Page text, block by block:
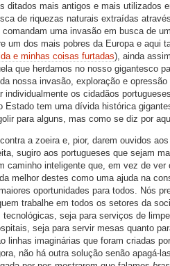
ditados mais antigos e mais utilizados
de riquezas naturais extraídas
uma invasão em busca de
um dos mais pobres da Europa e aqui
e minhas coisas furtadas), ainda
que herdamos no nosso gigantesco
nossa invasão, exploração e
individualmente os cidadãos
Estado tem uma dívida histórica
para alguns, mas como se diz por
a zoeira e, pior, darem ouvidos
sugiro aos portugueses que sejam
caminho inteligente que, em vez de
melhor destes como uma ajuda na
oportunidades para todos. Nós
trabalhe em todos os setores da
seja para serviços de
seja para servir mesas quanto
linhas imaginárias que foram criadas
não há outra solução senão apagá-